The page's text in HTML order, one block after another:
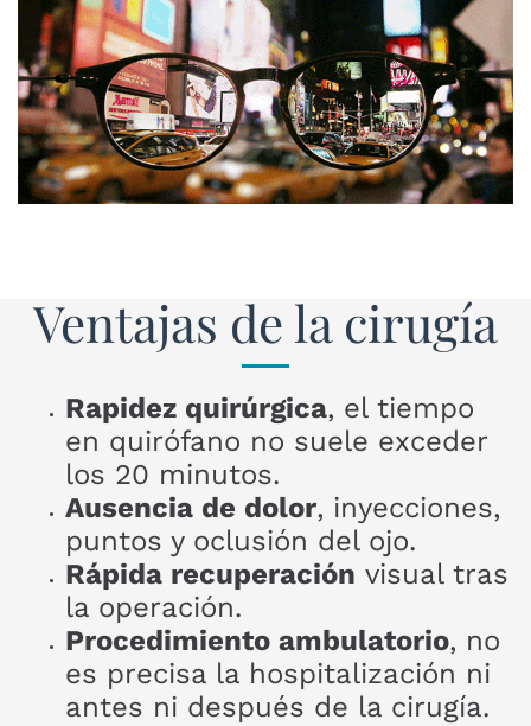
Ventajas de la cirugía
Rapidez quirúrgica, el tiempo
en quirófano no suele exceder
los 20 minutos.
Ausencia de dolor, inyecciones,
puntos y oclusión del ojo.
Rápida recuperación visual tras
la operación.
Procedimiento ambulatorio, no
es precisa la hospitalización ni
antes ni después de la cirugía.